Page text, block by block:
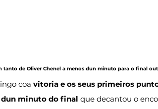
tanto de Oliver Chenel a menos dun minuto para o final
coa vitoria e os seus primeiros
dun minuto do final que decantou o